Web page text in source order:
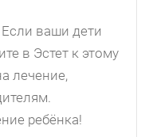
ваши дети
в Эстет к этому
лечение,
ребёнка!